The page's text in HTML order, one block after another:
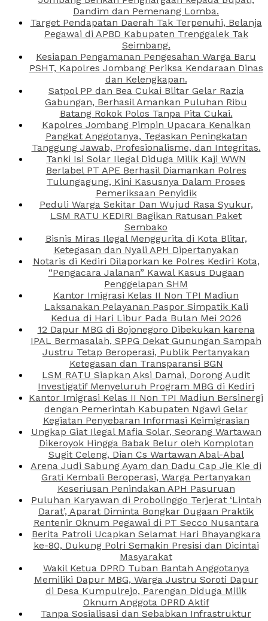
Dandim dan Pemenang Lomba.
Target Pendapatan Daerah Tak Terpenuhi, Belanja
Pegawai di APBD Kabupaten Trenggalek Tak
Seimbang.
Kesiapan Pengamanan Pengesahan Warga Baru
PSHT, Kapolres Jombang Periksa Kendaraan Dinas
dan Kelengkapan.
Satpol PP dan Bea Cukai Blitar Gelar Razia
Gabungan, Berhasil Amankan Puluhan Ribu
Batang Rokok Polos Tanpa Pita Cukai.
Kapolres Jombang Pimpin Upacara Kenaikan
Pangkat Anggotanya, Tegaskan Peningkatan
Tanggung Jawab, Profesionalisme, dan Integritas.
Tanki Isi Solar Ilegal Diduga Milik Kaji WWN
Berlabel PT APE Berhasil Diamankan Polres
Tulungagung, Kini Kasusnya Dalam Proses
Pemeriksaan Penyidik
Peduli Warga Sekitar Dan Wujud Rasa Syukur,
LSM RATU KEDIRI Bagikan Ratusan Paket
Sembako
Bisnis Miras Ilegal Menggurita di Kota Blitar,
Ketegasan dan Nyali APH Dipertanyakan
Notaris di Kediri Dilaporkan ke Polres Kediri Kota,
“Pengacara Jalanan” Kawal Kasus Dugaan
Penggelapan SHM
Kantor Imigrasi Kelas II Non TPI Madiun
Laksanakan Pelayanan Paspor Simpatik Kali
Kedua di Hari Libur Pada Bulan Mei 2026
12 Dapur MBG di Bojonegoro Dibekukan karena
IPAL Bermasalah, SPPG Dekat Gunungan Sampah
Justru Tetap Beroperasi, Publik Pertanyakan
Ketegasan dan Transparansi BGN
LSM RATU Siapkan Aksi Damai, Dorong Audit
Investigatif Menyeluruh Program MBG di Kediri
Kantor Imigrasi Kelas II Non TPI Madiun Bersinergi
dengan Pemerintah Kabupaten Ngawi Gelar
Kegiatan Penyebaran Informasi Keimigrasian
Ungkap Giat Ilegal Mafia Solar, Seorang Wartawan
Dikeroyok Hingga Babak Belur oleh Komplotan
Sugit Celeng, Dian Cs Wartawan Abal-Abal
Arena Judi Sabung Ayam dan Dadu Cap Jie Kie di
Grati Kembali Beroperasi, Warga Pertanyakan
Keseriusan Penindakan APH Pasuruan
Puluhan Karyawan di Probolinggo Terjerat ‘Lintah
Darat’, Aparat Diminta Bongkar Dugaan Praktik
Rentenir Oknum Pegawai di PT Secco Nusantara
Berita Patroli Ucapkan Selamat Hari Bhayangkara
ke-80, Dukung Polri Semakin Presisi dan Dicintai
Masyarakat
Wakil Ketua DPRD Tuban Bantah Anggotanya
Memiliki Dapur MBG, Warga Justru Soroti Dapur
di Desa Kumpulrejo, Parengan Diduga Milik
Oknum Anggota DPRD Aktif
Tanpa Sosialisasi dan Sebabkan Infrastruktur